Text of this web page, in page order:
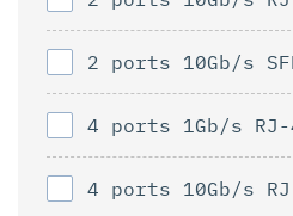
2 ports 10Gb/s
4 ports 1Gb/s RJ-
4 ports 10Gb/s